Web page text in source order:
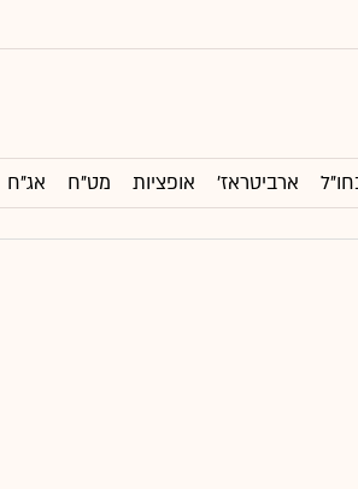
ארביטראז' אופציות מט"ח אג"ח